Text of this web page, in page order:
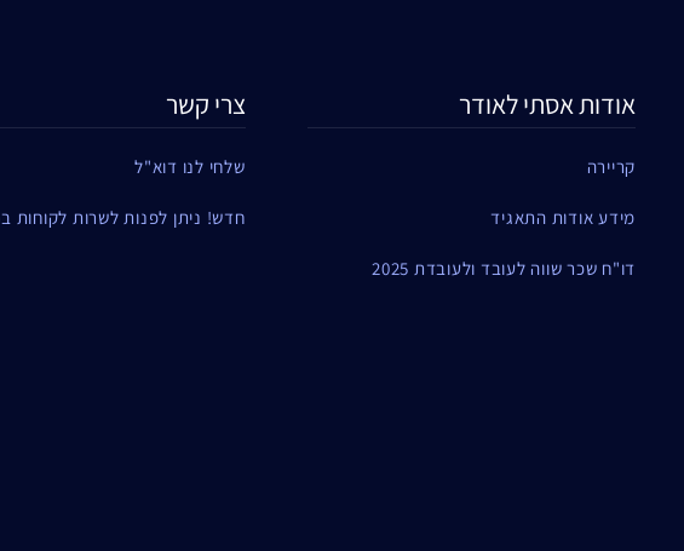
אודות אסתי לאודר
קריירה
מידע אודות התאגיד
דו"ח שכר שווה לעובד ולעובדת 2025
צרי קשר
שלחי לנו דוא"ל
חדש! ניתן לפנות לשרות לקוחות בWhatsApp